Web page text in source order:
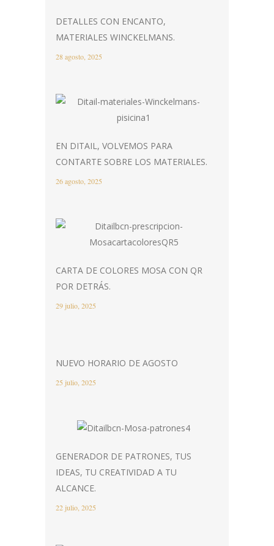
DETALLES CON ENCANTO,
MATERIALES WINCKELMANS.
28 agosto, 2025
EN DITAIL, VOLVEMOS PARA
CONTARTE SOBRE LOS MATERIALES.
26 agosto, 2025
CARTA DE COLORES MOSA CON QR
POR DETRÁS.
29 julio, 2025
NUEVO HORARIO DE AGOSTO
25 julio, 2025
GENERADOR DE PATRONES, TUS
IDEAS, TU CREATIVIDAD A TU
ALCANCE.
22 julio, 2025